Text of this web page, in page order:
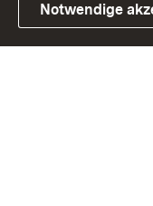
Link zum
Notwendige